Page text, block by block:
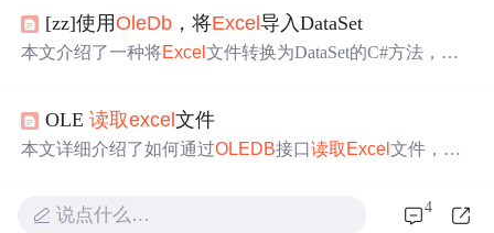
有效降低内存消耗。
[zz]使用 OleDb ，将Excel导入DataSet
本文介绍了一种将Excel文件转换为DataSet的C#方法，适
OLE读取excel文件
本文详细介绍了如何通过OLEDB接口读取 Excel文件，并
据读取失败。文章提供了代码示例，包括如何正确设置连
说点什么… 4